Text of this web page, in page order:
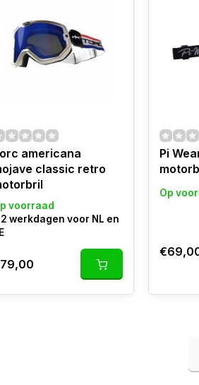
americana
classic retro
voorraad
werkdagen voor NL en
Pi
Op